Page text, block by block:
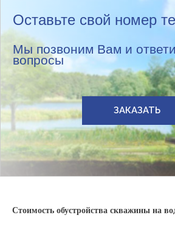
Оставьте свой номер
Мы позвоним Вам и
вопросы
ЗАКАЗАТЬ
Стоимость обустройства скважины на